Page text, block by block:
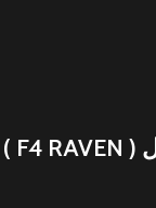
حذاء تزلج بعجلات ماركة فلاينج إيجل ( F4 RAVEN )